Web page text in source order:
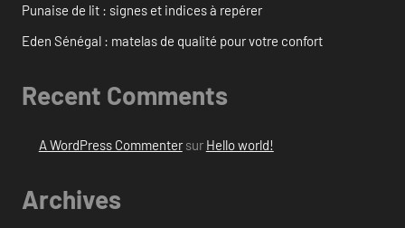
Punaise de lit : signes et indices à repérer
Eden Sénégal : matelas de qualité pour votre confort
Recent Comments
A WordPress Commentersur Hello world!
Archives